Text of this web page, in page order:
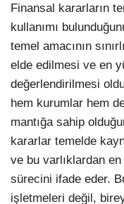
Finansal kararların
kullanımı
temel amacının
elde edilmesi ve en
değerlendirilmesi
hem kurumlar hem
mantığa sahip
kararlar temelde
ve bu varlıklardan
sürecini ifade eder.
işletmeleri değil,